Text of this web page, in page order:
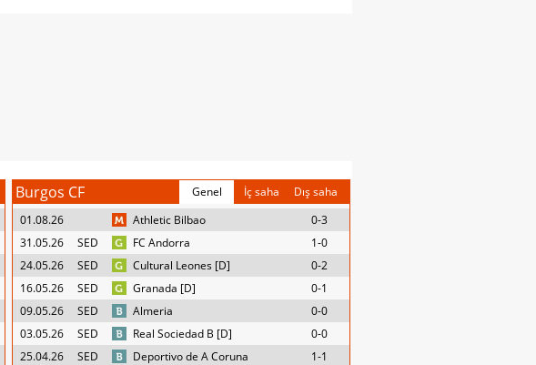
Burgos CF Genel İç saha
Dış saha
01.08.26
Athletic Bilbao
0-3
31.05.26
SED FC Andorra
1-0
24.05.26
SED Cultural Leones [D]
0-2
16.05.26
SED Granada [D]
0-1
09.05.26
SED Almeria
0-0
03.05.26
SED Real Sociedad B [D]
0-0
25.04.26
SED Deportivo de A Coruna
1-1